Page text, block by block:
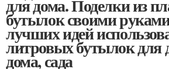
для дома. Поделки из
бутылок своими
лучших идей
литровых бутылок для
дома, сада